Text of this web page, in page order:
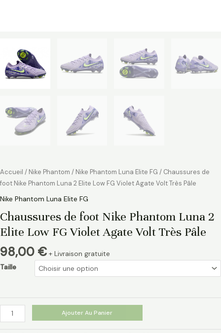
Accueil / Nike Phantom / Nike Phantom Luna Elite FG / Chaussures de
foot Nike Phantom Luna 2 Elite Low FG Violet Agate Volt Très Pâle
Nike Phantom Luna Elite FG
Chaussures de foot Nike Phantom Luna 2
Elite Low FG Violet Agate Volt Très Pâle
98,00 € + Livraison gratuite
Taille
Ajouter Au Panier